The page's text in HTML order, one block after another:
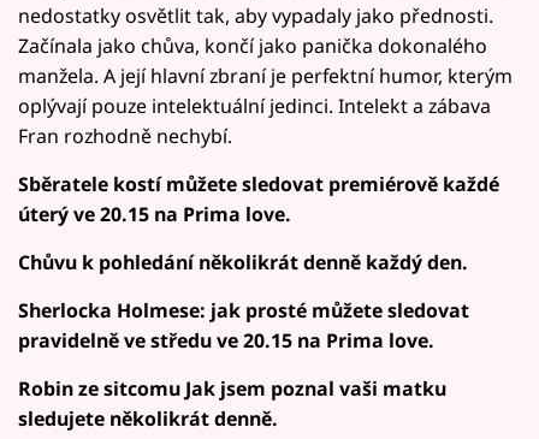
nedostatky osvětlit tak, aby vypadaly jako přednosti.
Začínala jako chůva, končí jako panička dokonalého
manžela. A její hlavní zbraní je perfektní humor, kterým
oplývají pouze intelektuální jedinci. Intelekt a zábava
Fran rozhodně nechybí.
Sběratele kostí můžete sledovat premiérově každé
úterý ve 20.15 na Prima love.
Chůvu k pohledání několikrát denně každý den.
Sherlocka Holmese: jak prosté můžete sledovat
pravidelně ve středu ve 20.15 na Prima love.
Robin ze sitcomu Jak jsem poznal vaši matku
sledujete několikrát denně.